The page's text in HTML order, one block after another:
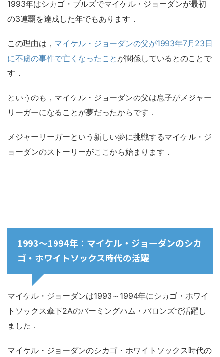
1993年はシカゴ・ブルズでマイケル・ジョーダンが最初
の3連覇を達成した年でもあります．
この理由は， マイケル・ジョーダンの父が1993年7月23日
に不慮の事件で亡くなったこと が関係しているとのことで
す．
というのも，マイケル・ジョーダンの父は息子がメジャー
リーガーになることが夢だったからです．
メジャーリーガーという新しい夢に挑戦するマイケル・ジ
ョーダンのストーリーがここから始まります．
1993～1994年：マイケル・ジョーダンのシカ
ゴ・ホワイトソックス時代の活躍
マイケル・ジョーダンは1993～1994年にシカゴ・ホワイ
トソックス傘下2Aのバーミングハム・バロンズで活躍し
ました．
マイケル・ジョーダンのシカゴ・ホワイトソックス時代の